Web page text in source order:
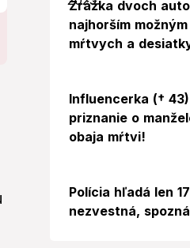
Zrážka dvoch
najhorším
mŕtvych a
Foto
Influencerka (†
priznanie o
obaja mŕtvi!
Polícia hľadá len
nezvestná,